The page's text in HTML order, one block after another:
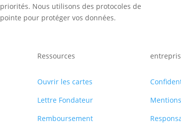
priorités. Nous utilisons des protocoles de
pointe pour protéger vos données.
Ressources
Ouvrir les cartes
Lettre Fondateur
Remboursement